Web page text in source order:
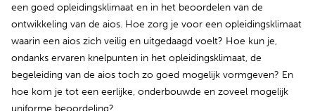
een goed opleidingsklimaat en in het beoordelen van de
ontwikkeling van de aios. Hoe zorg je voor een opleidingsklimaat
waarin een aios zich veilig en uitgedaagd voelt? Hoe kun je,
ondanks ervaren knelpunten in het opleidingsklimaat, de
begeleiding van de aios toch zo goed mogelijk vormgeven? En
hoe kom je tot een eerlijke, onderbouwde en zoveel mogelijk
uniforme beoordeling?